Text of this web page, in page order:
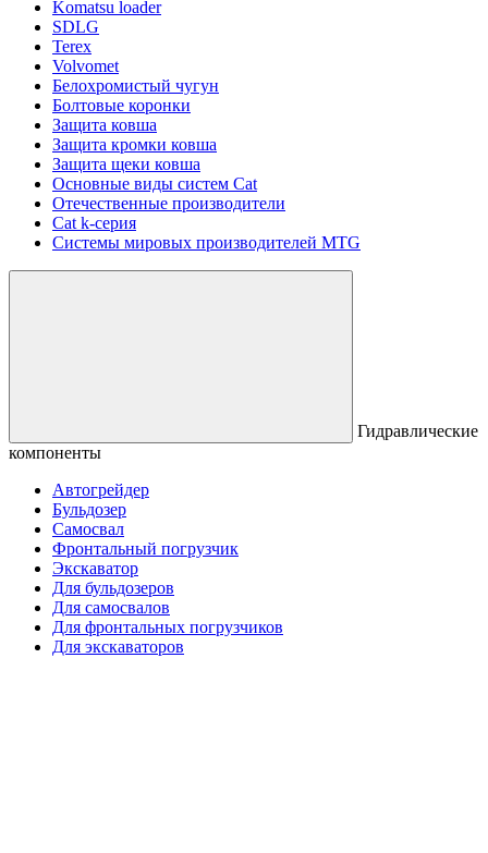
Komatsu loader
SDLG
Terex
Volvomet
Белохромистый чугун
Болтовые коронки
Защита ковша
Защита кромки ковша
Защита щеки ковша
Основные виды систем Cat
Отечественные производители
Сat k-серия
Системы мировых производителей MTG
Гидравлические
компоненты
Автогрейдер
Бульдозер
Самосвал
Фронтальный погрузчик
Экскаватор
Для бульдозеров
Для самосвалов
Для фронтальных погрузчиков
Для экскаваторов